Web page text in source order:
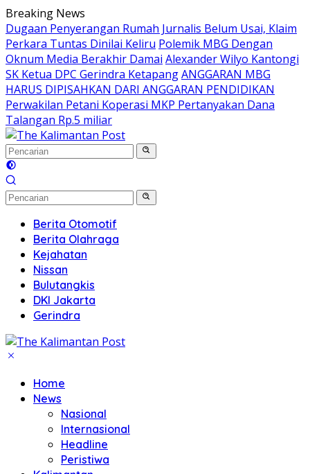
Langsung
ke
konten
Breaking News
Dugaan Penyerangan Rumah Jurnalis Belum Usai, Klaim
Perkara Tuntas Dinilai Keliru Polemik MBG Dengan
Oknum Media Berakhir Damai Alexander Wilyo Kantongi
SK Ketua DPC Gerindra KetapangANGGARAN MBG
HARUS DIPISAHKAN DARI ANGGARAN PENDIDIKAN
Perwakilan Petani Koperasi MKP Pertanyakan Dana
Talangan Rp.5 miliar
Berita Otomotif
Berita Olahraga
Kejahatan
Nissan
Bulutangkis
DKI Jakarta
Gerindra
Home
News
Nasional
Internasional
Headline
Peristiwa